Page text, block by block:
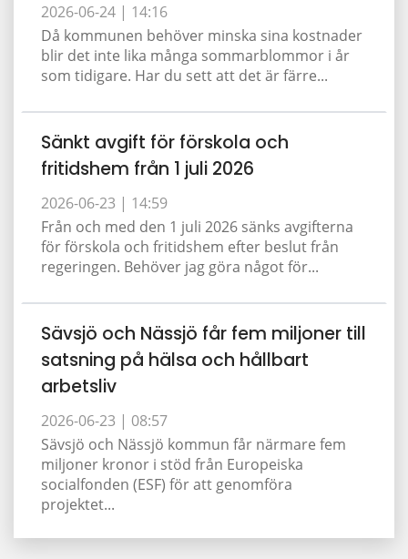
2026-06-24 | 14:16
Då kommunen behöver minska sina kostnader
blir det inte lika många sommarblommor i år
som tidigare. Har du sett att det är färre...
Sänkt avgift för förskola och
fritidshem från 1 juli 2026
2026-06-23 | 14:59
Från och med den 1 juli 2026 sänks avgifterna
för förskola och fritidshem efter beslut från
regeringen. Behöver jag göra något för...
Sävsjö och Nässjö får fem miljoner till
satsning på hälsa och hållbart
arbetsliv
2026-06-23 | 08:57
Sävsjö och Nässjö kommun får närmare fem
miljoner kronor i stöd från Europeiska
socialfonden (ESF) för att genomföra
projektet...